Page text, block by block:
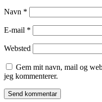
Navn *
E-mail *
Websted
Gem mit navn, mail og
jeg kommenterer.